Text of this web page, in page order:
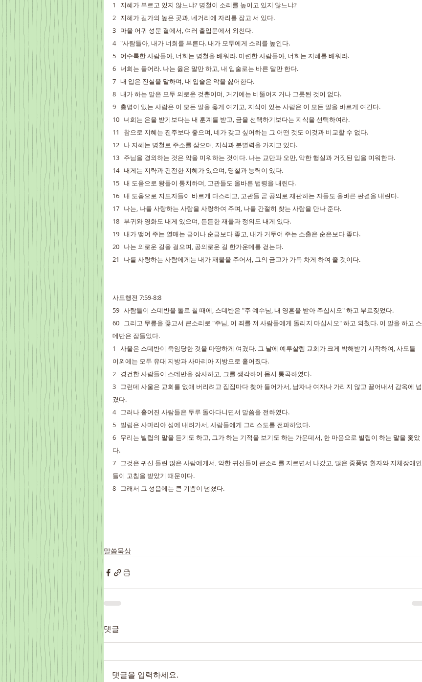
1   지혜가 부르고 있지 않느냐? 명철이 소리를 높이고 있지 않느냐?
2   지혜가 길가의 높은 곳과, 네거리에 자리를 잡고 서 있다.
3   마을 어귀 성문 곁에서, 여러 출입문에서 외친다.
4   "사람들아, 내가 너희를 부른다. 내가 모두에게 소리를 높인다.
5   어수룩한 사람들아, 너희는 명철을 배워라. 미련한 사람들아, 너희는 지혜를 배워라.
6   너희는 들어라. 나는 옳은 말만 하고, 내 입술로는 바른 말만 한다.
7   내 입은 진실을 말하며, 내 입술은 악을 싫어한다.
8   내가 하는 말은 모두 의로운 것뿐이며, 거기에는 비뚤어지거나 그릇된 것이 없다.
9   총명이 있는 사람은 이 모든 말을 옳게 여기고, 지식이 있는 사람은 이 모든 말을 바르게 여긴다.
10   너희는 은을 받기보다는 내 훈계를 받고, 금을 선택하기보다는 지식을 선택하여라.
11   참으로 지혜는 진주보다 좋으며, 네가 갖고 싶어하는 그 어떤 것도 이것과 비교할 수 없다.
12   나 지혜는 명철로 주소를 삼으며, 지식과 분별력을 가지고 있다.
13   주님을 경외하는 것은 악을 미워하는 것이다. 나는 교만과 오만, 악한 행실과 거짓된 입을 미워한다.
14   내게는 지략과 건전한 지혜가 있으며, 명철과 능력이 있다.
15   내 도움으로 왕들이 통치하며, 고관들도 올바른 법령을 내린다.
16   내 도움으로 지도자들이 바르게 다스리고, 고관들 곧 공의로 재판하는 자들도 올바른 판결을 내린다.
17   나는, 나를 사랑하는 사람을 사랑하여 주며, 나를 간절히 찾는 사람을 만나 준다.
18   부귀와 영화도 내게 있으며, 든든한 재물과 정의도 내게 있다.
19   내가 맺어 주는 열매는 금이나 순금보다 좋고, 내가 거두어 주는 소출은 순은보다 좋다.
20   나는 의로운 길을 걸으며, 공의로운 길 한가운데를 걷는다.
21   나를 사랑하는 사람에게는 내가 재물을 주어서, 그의 금고가 가득 차게 하여 줄 것이다.
사도행전 7:59-8:8
59   사람들이 스데반을 돌로 칠 때에, 스데반은 "주 예수님, 내 영혼을 받아 주십시오" 하고 부르짖었다.
60   그리고 무릎을 꿇고서 큰소리로 "주님, 이 죄를 저 사람들에게 돌리지 마십시오" 하고 외쳤다. 이 말을 하고 스
데반은 잠들었다.
1   사울은 스데반이 죽임당한 것을 마땅하게 여겼다. 그 날에 예루살렘 교회가 크게 박해받기 시작하여, 사도들
이외에는 모두 유대 지방과 사마리아 지방으로 흩어졌다.
2   경건한 사람들이 스데반을 장사하고, 그를 생각하여 몹시 통곡하였다.
3   그런데 사울은 교회를 없애 버리려고 집집마다 찾아 들어가서, 남자나 여자나 가리지 않고 끌어내서 감옥에 넘
겼다.
4   그러나 흩어진 사람들은 두루 돌아다니면서 말씀을 전하였다.
5   빌립은 사마리아 성에 내려가서, 사람들에게 그리스도를 전파하였다.
6   무리는 빌립의 말을 듣기도 하고, 그가 하는 기적을 보기도 하는 가운데서, 한 마음으로 빌립이 하는 말을 좇았
다.
7   그것은 귀신 들린 많은 사람에게서, 악한 귀신들이 큰소리를 지르면서 나갔고, 많은 중풍병 환자와 지체장애인
들이 고침을 받았기 때문이다.
8   그래서 그 성읍에는 큰 기쁨이 넘쳤다.
말씀묵상
댓글
댓글을 입력하세요.